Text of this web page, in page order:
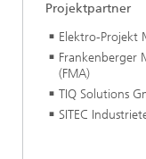
Projektpartner
Elektro-Projekt
Frankenberger
(FMA)
TIQ Solutions
SITEC